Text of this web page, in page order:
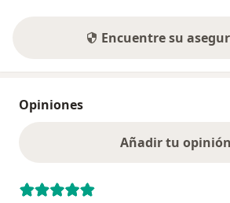
Encuentre su
Opiniones
Añadir tu opinión